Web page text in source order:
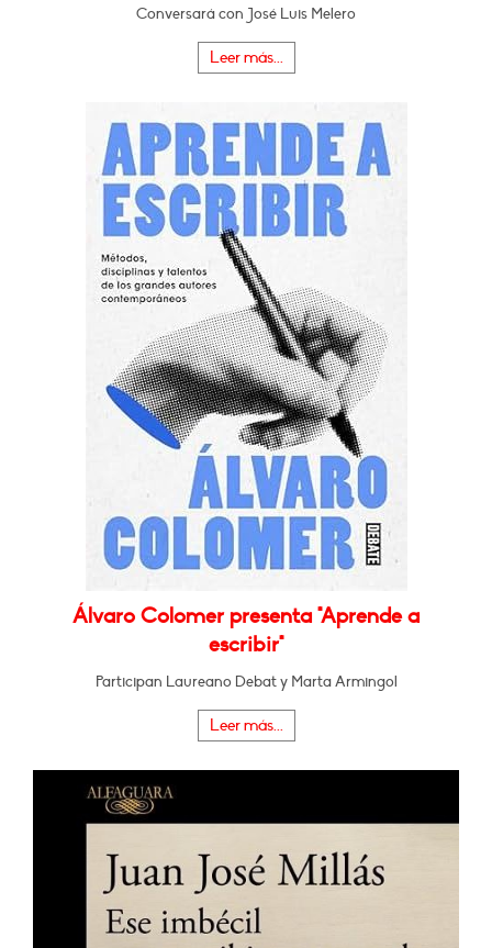
Conversará con José Luis Melero
Leer más...
Álvaro Colomer presenta "Aprende a
escribir"
Participan Laureano Debat y Marta Armingol
Leer más...